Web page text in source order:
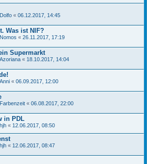
Dolfo « 06.12.2017, 14:45
Was ist NIF?
Nomos « 26.11.2017, 17:19
Supermarkt
Azoriana « 18.10.2017, 14:04
Anni « 06.09.2017, 12:00
Farbenzeit « 06.08.2017, 22:00
in PDL
hjh « 12.06.2017, 08:50
hjh « 12.06.2017, 08:47